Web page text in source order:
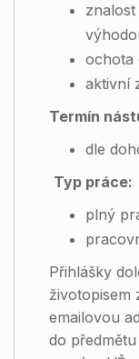
ochota
aktivní
Termín
dle
Typ práce:
plný
Přihlášky
životopisem
emailovou
do